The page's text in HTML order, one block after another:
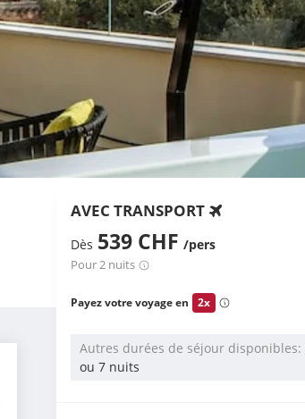
AVEC TRANSPORT
Dès 539 CHF /pers
Pour 2 nuits
Payez votre voyage en 2x
Autres durées de séjour disponibles
ou 7 nuits